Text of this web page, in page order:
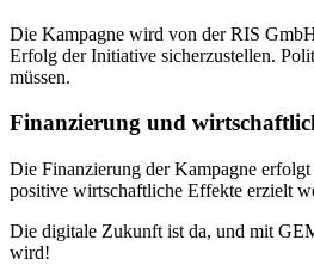
Die Kampagne wird von der RIS
Erfolg der Initiative sicherzustellen.
müssen.
Finanzierung und
Die Finanzierung der Kampagne
positive wirtschaftliche Effekte erzielt
Die digitale Zukunft ist da, und mit
wird!